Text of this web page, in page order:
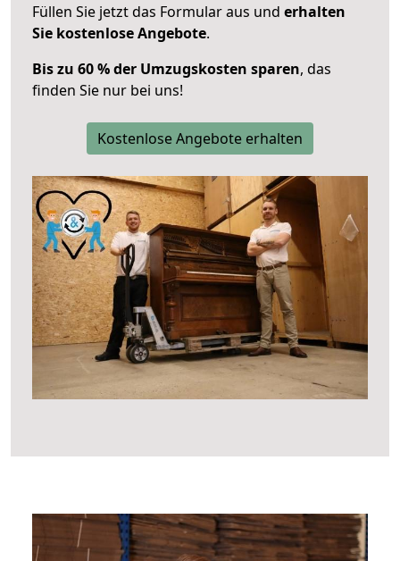
Füllen Sie jetzt das Formular aus und erhalten
Sie kostenlose Angebote.
Bis zu 60 % der Umzugskosten sparen, das
finden Sie nur bei uns!
Kostenlose Angebote erhalten